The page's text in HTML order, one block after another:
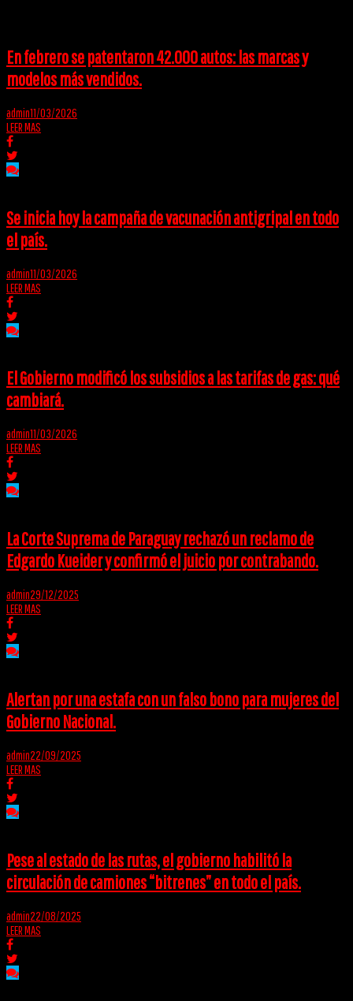
En febrero se patentaron 42.000 autos: las marcas y
modelos más vendidos.
admin11/03/2026
LEER MAS
Se inicia hoy la campaña de vacunación antigripal en todo
el país.
admin11/03/2026
LEER MAS
El Gobierno modificó los subsidios a las tarifas de gas: qué
cambiará.
admin11/03/2026
LEER MAS
La Corte Suprema de Paraguay rechazó un reclamo de
Edgardo Kueider y confirmó el juicio por contrabando.
admin29/12/2025
LEER MAS
Alertan por una estafa con un falso bono para mujeres del
Gobierno Nacional.
admin22/09/2025
LEER MAS
Pese al estado de las rutas, el gobierno habilitó la
circulación de camiones “bitrenes” en todo el país.
admin22/08/2025
LEER MAS